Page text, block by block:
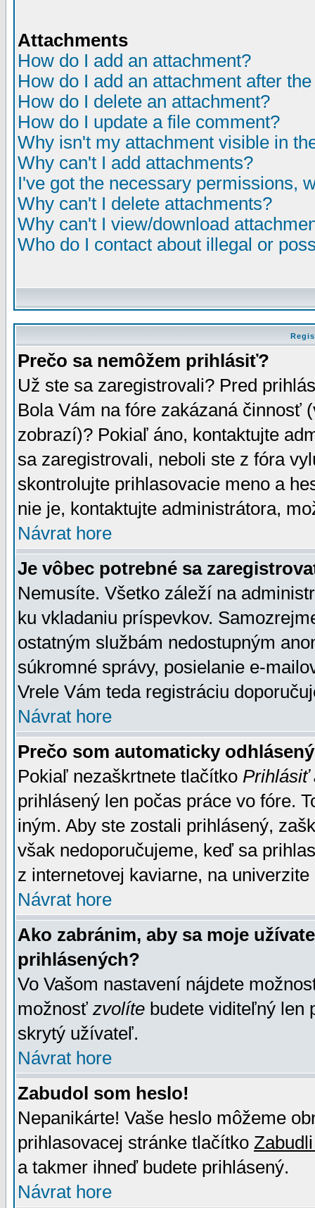
Attachments
How do I add an attachment?
How do I add an attachment after
How do I delete an attachment?
How do I update a file comment?
Why isn't my attachment visible in
Why can't I add attachments?
I've got the necessary permissions,
Why can't I delete attachments?
Why can't I view/download
Who do I contact about illegal or
Prečo sa nemôžem prihlásiť?
Už ste sa zaregistrovali? Pred
Bola Vám na fóre zakázaná činnosť
zobrazí)? Pokiaľ áno, kontaktujte
sa zaregistrovali, neboli ste z fóra
skontrolujte prihlasovacie meno a
nie je, kontaktujte administrátora,
Návrat hore
Je vôbec potrebné sa
Nemusíte. Všetko záleží na
ku vkladaniu príspevkov.
ostatným službám nedostupným
súkromné správy, posielanie e-
Vrele Vám teda registráciu
Návrat hore
Prečo som automaticky
Pokiaľ nezaškrtnete tlačítko Prihlásiť
prihlásený len počas práce vo fóre.
iným. Aby ste zostali prihlásený,
však nedoporučujeme, keď sa
z internetovej kaviarne, na univerzite
Návrat hore
Ako zabránim, aby sa moje
prihlásených?
Vo Vašom nastavení nájdete
možnosť zvolíte budete viditeľný len
skrytý užívateľ.
Návrat hore
Zabudol som heslo!
Nepanikárte! Vaše heslo môžeme
prihlasovacej stránke tlačítko
a takmer ihneď budete prihlásený.
Návrat hore